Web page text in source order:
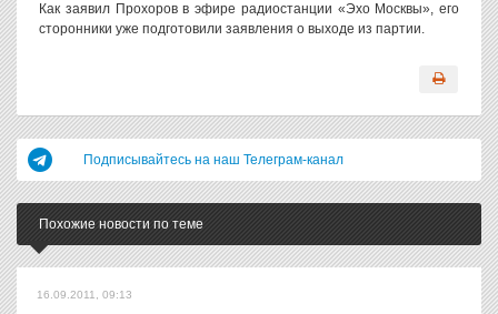
Как заявил Прохоров в эфире радиостанции «Эхо Москвы», его
сторонники уже подготовили заявления о выходе из партии.
Подписывайтесь на наш Телеграм-канал
Похожие новости по теме
16.09.2011, 09:13